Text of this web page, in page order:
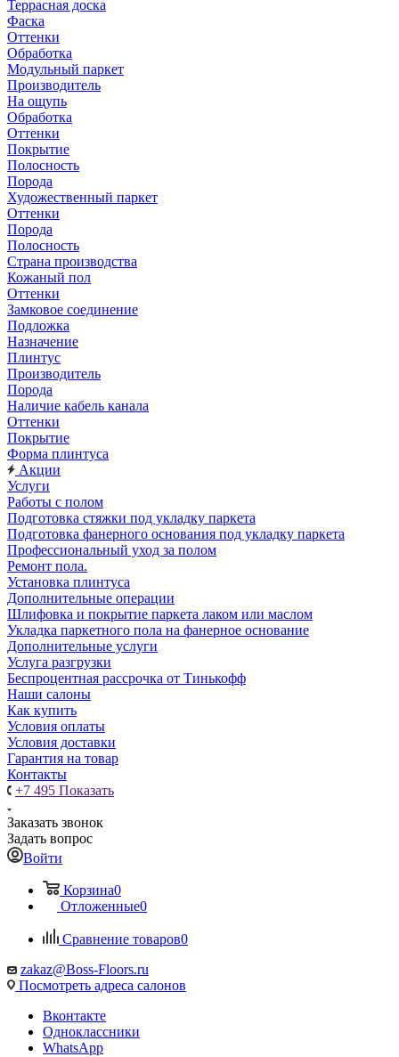
Террасная доска
Фаска
Оттенки
Обработка
Модульный паркет
Производитель
На ощупь
Обработка
Оттенки
Покрытие
Полосность
Порода
Художественный паркет
Оттенки
Порода
Полосность
Страна производства
Кожаный пол
Оттенки
Замковое соединение
Подложка
Назначение
Плинтус
Производитель
Порода
Наличие кабель канала
Оттенки
Покрытие
Форма плинтуса
Акции
Услуги
Работы с полом
Подготовка стяжки под укладку паркета
Подготовка фанерного основания под укладку паркета
Профессиональный уход за полом
Ремонт пола.
Установка плинтуса
Дополнительные операции
Шлифовка и покрытие паркета лаком или маслом
Укладка паркетного пола на фанерное основание
Дополнительные услуги
Услуга разгрузки
Беспроцентная рассрочка от Тинькофф
Наши салоны
Как купить
Условия оплаты
Условия доставки
Гарантия на товар
Контакты
+7 495 Показать
Заказать звонок
Задать вопрос
Войти
Корзина0
Отложенные0
Сравнение товаров0
zakaz@Boss-Floors.ru
Посмотреть адреса салонов
Вконтакте
Одноклассники
WhatsApp